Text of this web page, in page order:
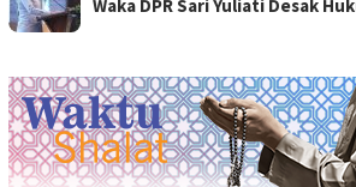
Waka DPR Sari Yuliati Desak